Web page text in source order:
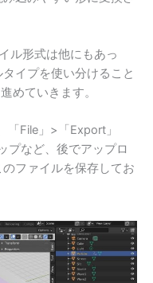
ル形式は他にもあっ
イプを使い分けること
めていきます。
File」>「Export」
プなど、後でアップロ
ファイルを保存してお